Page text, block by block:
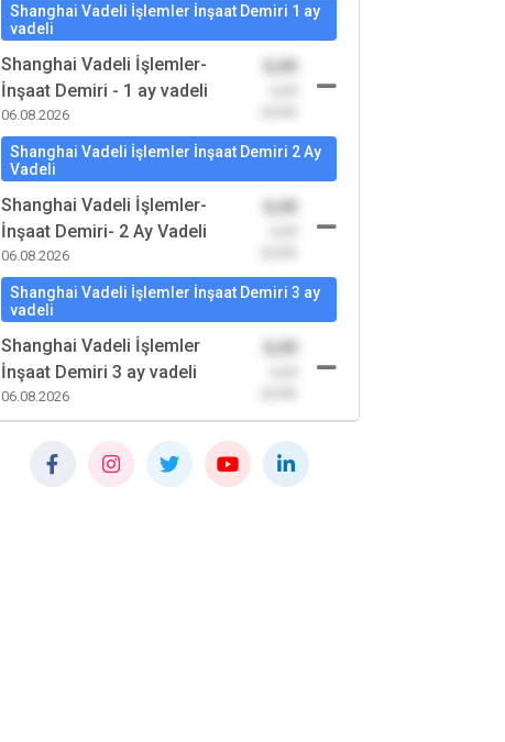
Shanghai Vadeli İşlemler İnşaat Demiri 1 ay
vadeli
Shanghai Vadeli İşlemler-
İnşaat Demiri - 1 ay vadeli
06.08.2026
Shanghai Vadeli İşlemler İnşaat Demiri 2 Ay
Vadeli
Shanghai Vadeli İşlemler-
İnşaat Demiri- 2 Ay Vadeli
06.08.2026
Shanghai Vadeli İşlemler İnşaat Demiri 3 ay
vadeli
Shanghai Vadeli İşlemler
İnşaat Demiri 3 ay vadeli
06.08.2026